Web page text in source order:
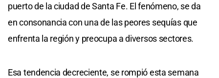
puerto de la ciudad de Santa Fe. El fenómeno, se da
en consonancia con una de las peores sequías que
enfrenta la región y preocupa a diversos sectores.
Esa tendencia decreciente, se rompió esta semana